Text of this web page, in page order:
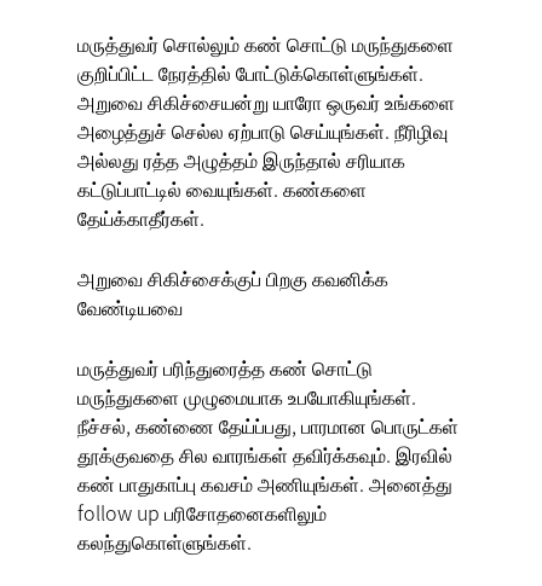
மருத்துவர் சொல்லும் கண் சொட்டு மருந்துகளை
குறிப்பிட்ட நேரத்தில் போட்டுக்கொள்ளுங்கள்.
அறுவை சிகிச்சையன்று யாரோ ஒருவர் உங்களை
அழைத்துச் செல்ல ஏற்பாடு செய்யுங்கள். நீரிழிவு
அல்லது ரத்த அழுத்தம் இருந்தால் சரியாக
கட்டுப்பாட்டில் வையுங்கள். கண்களை
தேய்க்காதீர்கள்.
அறுவை சிகிச்சைக்குப் பிறகு கவனிக்க
வேண்டியவை
மருத்துவர் பரிந்துரைத்த கண் சொட்டு
மருந்துகளை முழுமையாக உபயோகியுங்கள்.
நீச்சல், கண்ணை தேய்ப்பது, பாரமான பொருட்கள்
தூக்குவதை சில வாரங்கள் தவிர்க்கவும். இரவில்
கண் பாதுகாப்பு கவசம் அணியுங்கள். அனைத்து
follow up பரிசோதனைகளிலும்
கலந்துகொள்ளுங்கள்.